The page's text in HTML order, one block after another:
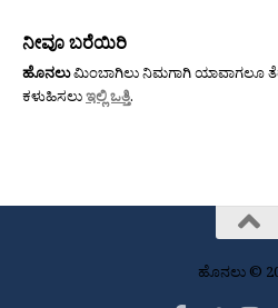
ನೀವೂ ಬರೆಯಿರಿ
ಹೊನಲುಮಿಂಬಾಗಿಲು ನಿಮಗಾಗಿ ಯಾವಾಗಲೂ
ಕಳುಹಿಸಲುಇಲ್ಲಿ ಒತ್ತಿ.
ಹೊನಲು ©